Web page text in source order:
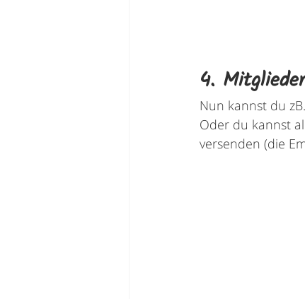
4.
Nun kannst du
Oder du kannst
versenden (die